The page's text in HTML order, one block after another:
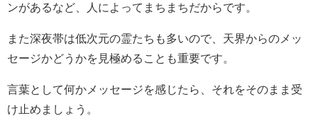
ンがあるなど、人によってまちまちだからです。
また深夜帯は低次元の霊たちも多いので、天界からのメッ
セージかどうかを見極めることも重要です。
言葉として何かメッセージを感じたら、それをそのまま受
け止めましょう。